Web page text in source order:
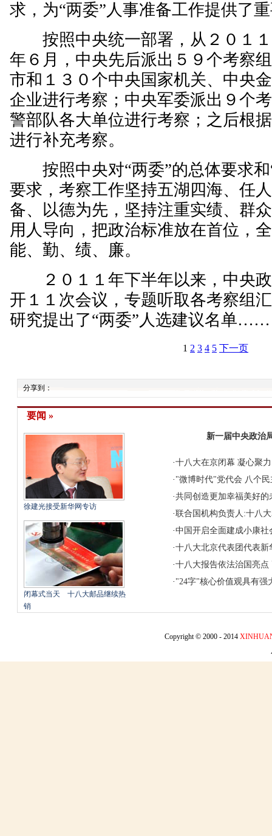
求，为“两委”人事准备工作提供了
按照中央统一部署，从２０１１
年６月，中央先后派出５９个考察
市和１３０个中央国家机关、中央
企业进行考察；中央军委派出９个
警部队各大单位进行考察；之后根
进行补充考察。
按照中央对“两委”的总体要求和
要求，考察工作坚持五湖四海、任
备、以德为先，坚持注重实绩、群
用人导向，把政治标准放在首位，
能、勤、绩、廉。
２０１１年下半年以来，中央政
开１１次会议，专题听取各考察组
研究提出了“两委”人选建议名单……
1 2 3 4 5 下一页
分享到：
要闻 »
徐建光接受新华网专访
闭幕式当天 十八大邮品继续热
销
新一届中央政治
·十八大在京闭幕 凝心聚
· "微博时代"党代会 八个民
·共同创造更加幸福美好的
·联合国机构负责人:十八
·中国开启全面建成小康社
·十八大北京代表团代表新
·十八大报告依法治国亮点
· "24字"核心价值观具有强
Copyright © 2000 - 2014